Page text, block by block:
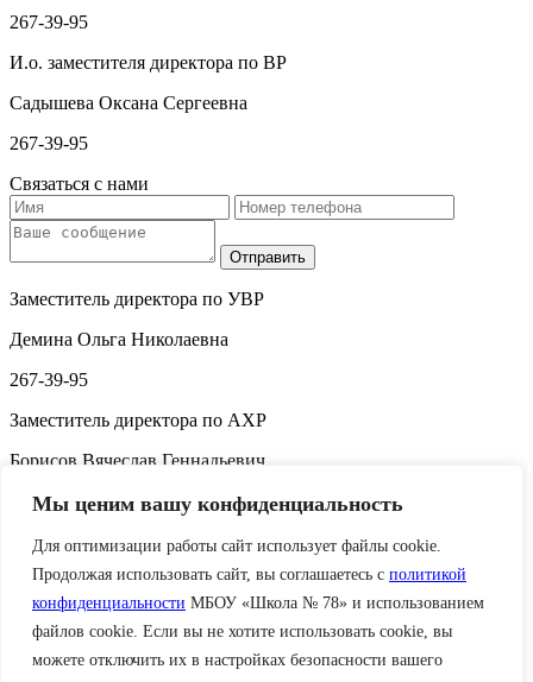
Мы ценим вашу конфиденциальность
Для оптимизации работы сайт использует файлы cookie.
Продолжая использовать сайт, вы соглашаетесь с политикой
конфиденциальности МБОУ «Школа № 78» и использованием
файлов cookie. Если вы не хотите использовать cookie, вы
можете отключить их в настройках безопасности вашего
267-39-95
И.о. заместителя директора по ВР
Садышева Оксана Сергеевна
267-39-95
Связаться с нами
Заместитель директора по УВР
Демина Ольга Николаевна
267-39-95
Заместитель директора по АХР
Борисов Вячеслав Геннадьевич
282-60-41
Главный бухгалтер
Вернета Екатерина Михайловна
267-32-95
Остались вопросы - свяжитесь с нами!